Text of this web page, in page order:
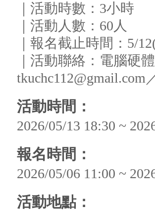
｜活動時數：3小時
｜活動人數：60人
｜報名截止時間：5/
｜活動聯絡：電腦硬
tkuchc112@gmail.com
活動時間：
2026/05/13 18:30 ~
報名時間：
2026/05/06 11:00 ~
活動地點：